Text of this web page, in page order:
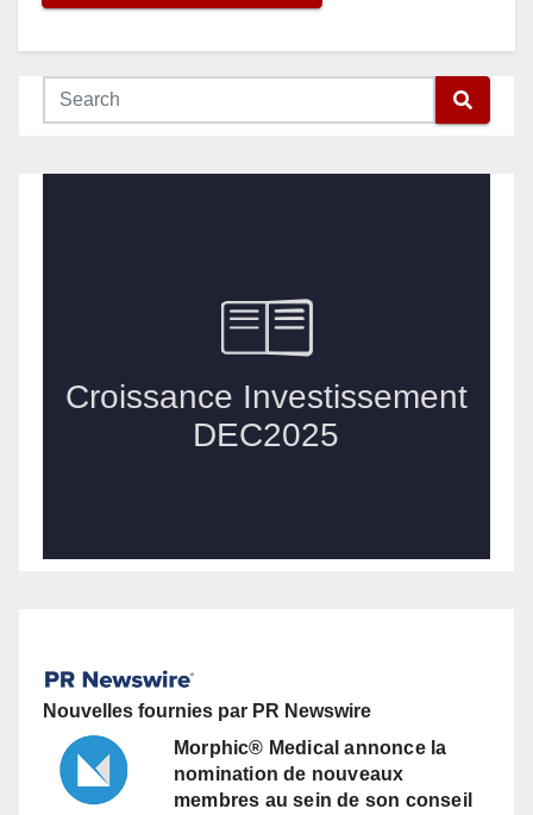
Nouvelles fournies par PR Newswire
Morphic® Medical annonce la
nomination de nouveaux
membres au sein de son conseil